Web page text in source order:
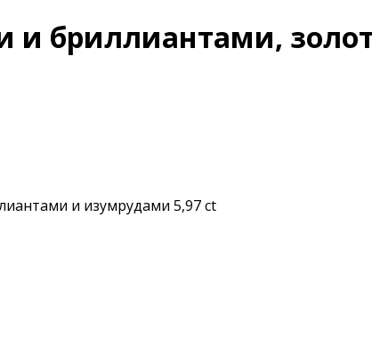
и бриллиантами,
и изумpудaми 5,97 ct